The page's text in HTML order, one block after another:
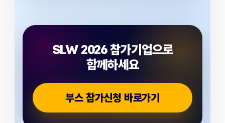
SLW 2026 참가기업으로
함께하세요
부스 참가신청 바로가기